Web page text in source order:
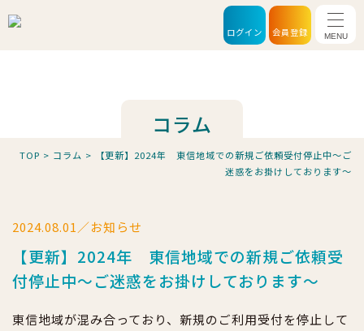
ログイン 会員登録 メニ
コラム
TOP > コラム >
【更新】2024年 東信地域での新規ご依頼受付停止中～ご
迷惑をお掛けしております～
2024.08.01／お知らせ
【更新】2024年 東信地域での新規ご依頼受
付停止中～ご迷惑をお掛けしております～
東信地域が混み合っており、新規のご利用受付を停止して